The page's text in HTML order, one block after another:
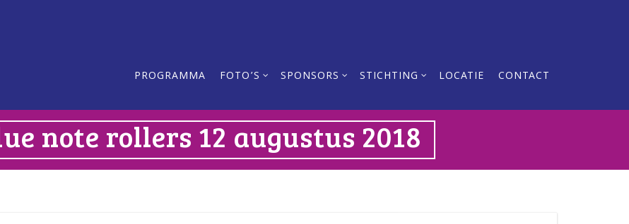
PROGRAMMA FOTO’S SPONSORS STICHTING LOCATIE CONTACT
note rollers 12 augustus 2018